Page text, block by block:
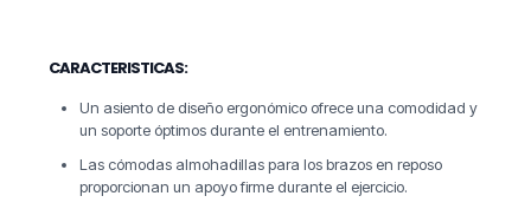
CARACTERISTICAS:
Un asiento de diseño ergonómico ofrece una comodidad y
un soporte óptimos durante el entrenamiento.
Las cómodas almohadillas para los brazos en reposo
proporcionan un apoyo firme durante el ejercicio.